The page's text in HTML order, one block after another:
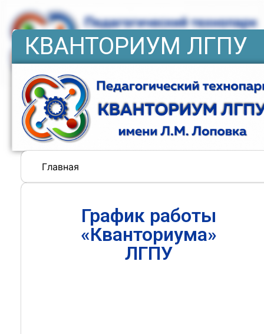
КВАНТОРИУМ ЛГПУ
Главная
График работы
«Кванториума»
ЛГПУ